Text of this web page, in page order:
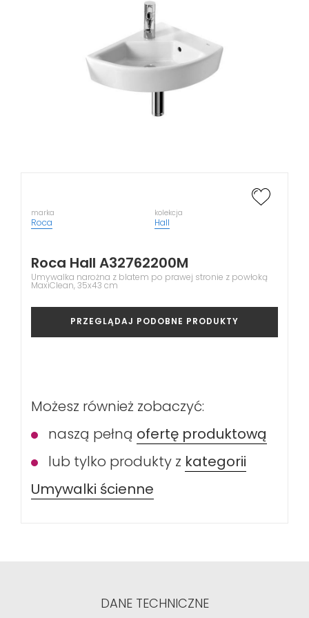
marka
Roca
kolekcja
Hall
Roca Hall A32762200M
Umywalka narożna z blatem po prawej stronie z powłoką
MaxiClean, 35x43 cm
PRZEGLĄDAJ PODOBNE PRODUKTY
Możesz również zobaczyć:
naszą pełną ofertę produktową
lub tylko produkty z kategorii
Umywalki ścienne
DANE TECHNICZNE